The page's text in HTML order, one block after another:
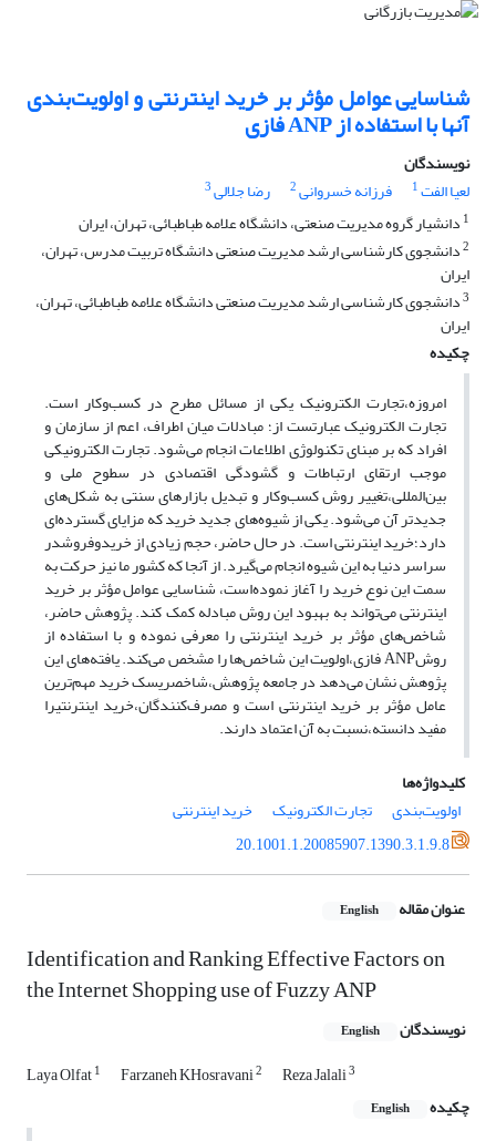
شناسایی عوامل مؤثر بر خرید اینترنتی و اولویت‌بندی
آن‎ها با استفاده از ANP فازی
نویسندگان
لعیا الفت1 فرزانه خسروانی2 رضا جلالی3
1 دانشیار گروه مدیریت صنعتی، دانشگاه علامه طباطبائی، تهران، ایران
2دانشجوی کارشناسی ارشد مدیریت صنعتی دانشگاه تربیت مدرس، تهران،
ایران
3دانشجوی کارشناسی ارشد مدیریت صنعتی دانشگاه علامه طباطبائی، تهران،
ایران
چکیده
امروزه،تجارت الکترونیک یکی از مسائل مطرح در کسب‌وکار است.
تجارت الکترونیک عبارتست از؛ مبادلات میان اطراف، اعم از سازمان و
افراد که بر مبنای تکنولوژی اطلاعات انجام می‌شود. تجارت الکترونیکی
موجب ارتقای ارتباطات و گشودگی اقتصادی در سطوح ملی و
بین‌المللی،تغییر روش کسب‌وکار و تبدیل بازارهای سنتی به شکل‌های
جدیدتر آن می‌شود. یکی از شیوه‌های جدید خرید که مزایای گسترده‌ای
دارد؛خرید اینترنتی است. در حال حاضر، حجم زیادی از خریدوفروشدر
سراسر دنیا به این شیوه انجام می‌گیرد. از آنجا که کشور ما نیز حرکت به
سمت این نوع خرید را آغاز نموده‌است، شناسایی عوامل مؤثر بر خرید
اینترنتی می‌تواند به بهبود این روش مبادله کمک کند. پژوهش حاضر،
شاخص‌های مؤثر بر خرید اینترنتی را معرفی نموده و با استفاده از
روشANP فازی،اولویت این شاخص‌ها را مشخص می‌کند. یافته‌های این
پژوهش نشان می‌دهد در جامعه پژوهش،شاخصریسک خرید مهم‌ترین
عامل مؤثر بر خرید اینترنتی است و مصرف‌کنندگان،خرید اینترنتیرا
مفید دانسته،نسبت به آن اعتماد دارند.
کلیدواژه‌ها
اولویت‌بندی
تجارت الکترونیک
خرید اینترنتی
20.1001.1.20085907.1390.3.1.9.8
عنوان مقاله English
Identification and Ranking Effective Factors on
the Internet Shopping use of Fuzzy ANP
نویسندگان English
Laya Olfat1 Farzaneh KHosravani2 Reza Jalali3
چکیده English